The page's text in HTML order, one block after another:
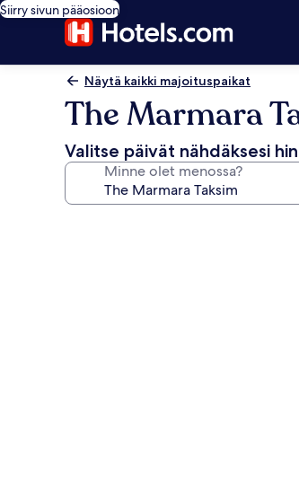
Siirry sivun pääosioon
Näytä kaikki majoituspaikat
The Marmara
Valitse päivät nähdäksesi
Minne olet menossa?